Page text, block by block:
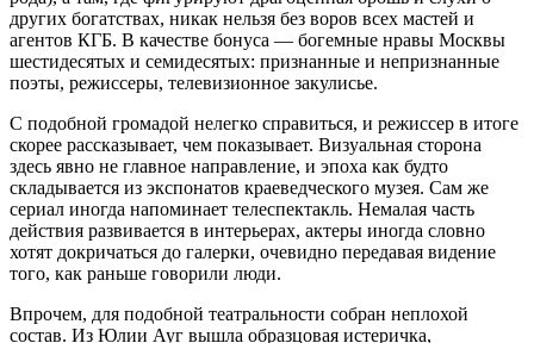
других богатствах, никак нельзя без воров всех мастей и
агентов КГБ. В качестве бонуса — богемные нравы Москвы
шестидесятых и семидесятых: признанные и непризнанные
поэты, режиссеры, телевизионное закулисье.
С подобной громадой нелегко справиться, и режиссер в итоге
скорее рассказывает, чем показывает. Визуальная сторона
здесь явно не главное направление, и эпоха как будто
складывается из экспонатов краеведческого музея. Сам же
сериал иногда напоминает телеспектакль. Немалая часть
действия развивается в интерьерах, актеры иногда словно
хотят докричаться до галерки, очевидно передавая видение
того, как раньше говорили люди.
Впрочем, для подобной театральности собран неплохой
состав. Из Юлии Ауг вышла образцовая истеричка,